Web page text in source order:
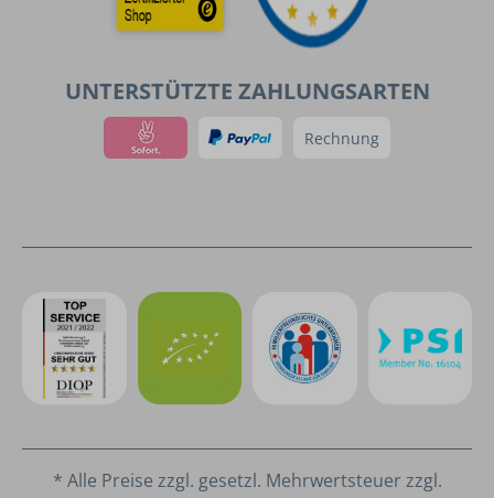
UNTERSTÜTZTE ZAHLUNGSARTEN
Rechnung
* Alle Preise zzgl. gesetzl. Mehrwertsteuer zzgl.